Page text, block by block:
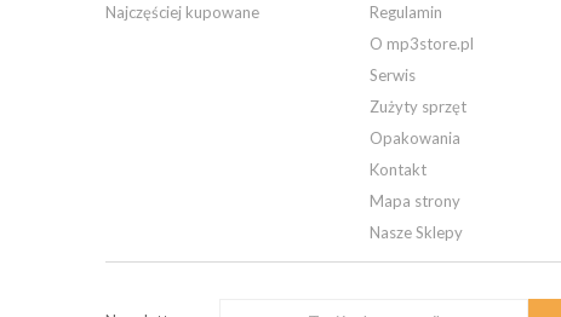
Najczęściej kupowane
Regulamin
O mp3store.pl
Serwis
Zużyty sprzęt
Opakowania
Kontakt
Mapa strony
Nasze Sklepy